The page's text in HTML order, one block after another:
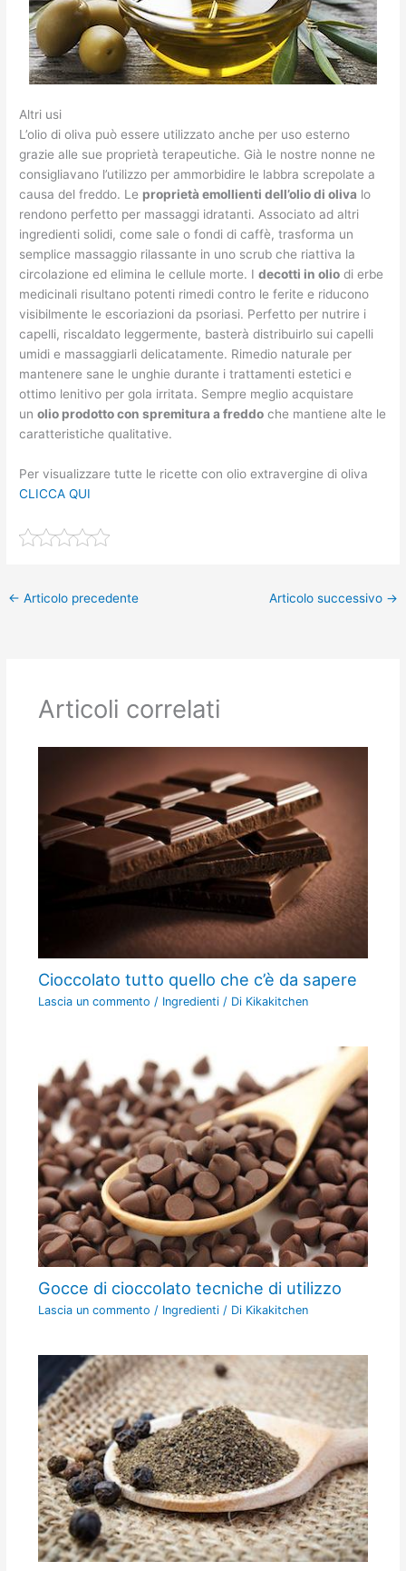
Altri usi
L’olio di oliva può essere utilizzato anche per uso esterno
grazie alle sue proprietà terapeutiche. Già le nostre nonne ne
consigliavano l’utilizzo per ammorbidire le labbra screpolate a
causa del freddo. Le proprietà emollienti dell’olio di oliva lo
rendono perfetto per massaggi idratanti. Associato ad altri
ingredienti solidi, come sale o fondi di caffè, trasforma un
semplice massaggio rilassante in uno scrub che riattiva la
circolazione ed elimina le cellule morte. Idecotti in olio di erbe
medicinali risultano potenti rimedi contro le ferite e riducono
visibilmente le escoriazioni da psoriasi. Perfetto per nutrire i
capelli, riscaldato leggermente, basterà distribuirlo sui capelli
umidi e massaggiarli delicatamente. Rimedio naturale per
mantenere sane le unghie durante i trattamenti estetici e
ottimo lenitivo per gola irritata. Sempre meglio acquistare
unolio prodotto con spremitura a freddo che mantiene alte le
caratteristiche qualitative.
Per visualizzare tutte le ricette con olio extravergine di oliva
CLICCA QUI
← Articolo precedente Articolo successivo →
Articoli correlati
Cioccolato tutto quello che c’è da sapere
Lascia un commento / Ingredienti/ Di Kikakitchen
Gocce di cioccolato tecniche di utilizzo
Lascia un commento / Ingredienti/ Di Kikakitchen